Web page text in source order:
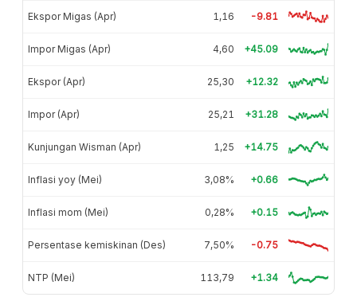
Ekspor Migas (Apr) 1,16 -9.81
Impor Migas (Apr) 4,60 +45.09
Ekspor (Apr) 25,30 +12.32
Impor (Apr) 25,21 +31.28
Kunjungan Wisman (Apr) 1,25 +14.75
Inflasi yoy (Mei) 3,08% +0.66
Inflasi mom (Mei) 0,28% +0.15
Persentase kemiskinan (Des) 7,50% -0.75
NTP (Mei) 113,79 +1.34